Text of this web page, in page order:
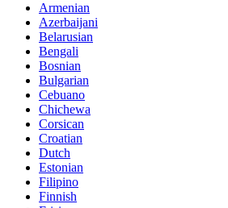
Armenian
Azerbaijani
Belarusian
Bengali
Bosnian
Bulgarian
Cebuano
Chichewa
Corsican
Croatian
Dutch
Estonian
Filipino
Finnish